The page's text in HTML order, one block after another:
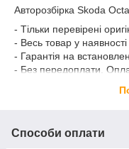
Авторозбірка Skoda
- Тільки перевірені
- Весь товар у наявності
- Гарантія на
- Без передоплати.
- Надаємо додаткові
Способи оплати